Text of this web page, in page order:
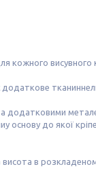
кожного
додатковими
до якої
в